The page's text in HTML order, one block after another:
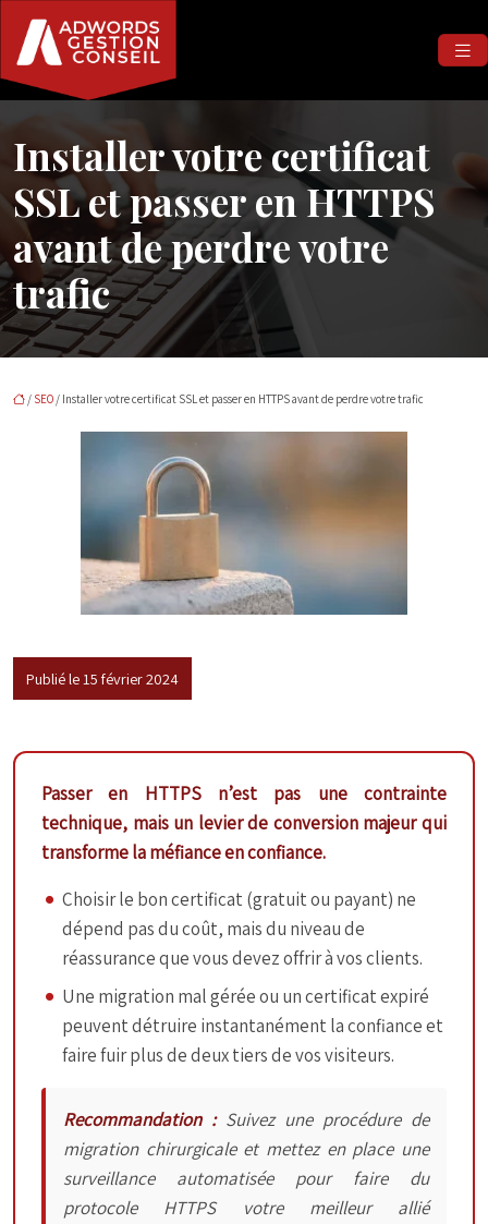
Installer votre certificat
SSL et passer en HTTPS
avant de perdre votre
trafic
/ SEO / Installer votre certificat SSL et passer en HTTPS avant de perdre votre trafic
Publié le 15 février 2024
Passer en HTTPS n’est pas une contrainte
technique, mais un levier de conversion majeur qui
transforme la méfiance en confiance.
Choisir le bon certificat (gratuit ou payant) ne
dépend pas du coût, mais du niveau de
réassurance que vous devez offrir à vos clients.
Une migration mal gérée ou un certificat expiré
peuvent détruire instantanément la confiance et
faire fuir plus de deux tiers de vos visiteurs.
Recommandation :Suivez une procédure de
migration chirurgicale et mettez en place une
surveillance automatisée pour faire du
protocole HTTPS votre meilleur allié